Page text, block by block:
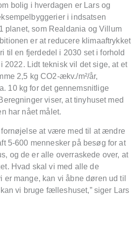
bolig i hverdagen er Lars og
i indsatsen
planet, som Realdania og Villum
er at reducere klimaaftrykket
til en fjerdedel i 2030 set i forhold
2022. Lidt teknisk vil det sige, at et
2,5 kg CO2-ækv./m²/år,
10 kg for det gennemsnitlige
viser, at tinyhuset med
har nået målet.
at være med til at ændre
5-600 mennesker på besøg for at
og de er alle overraskede over, at
Hvad skal vi med alle de
er mange, kan vi åbne døren ud til
vi bruge fælleshuset,” siger Lars